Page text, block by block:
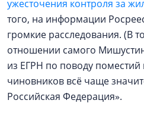
ужесточения контроля за
того, на информации
громкие расследования. (В
отношении самого
из ЕГРН по поводу
чиновников всё чаще
Российская Федерация».